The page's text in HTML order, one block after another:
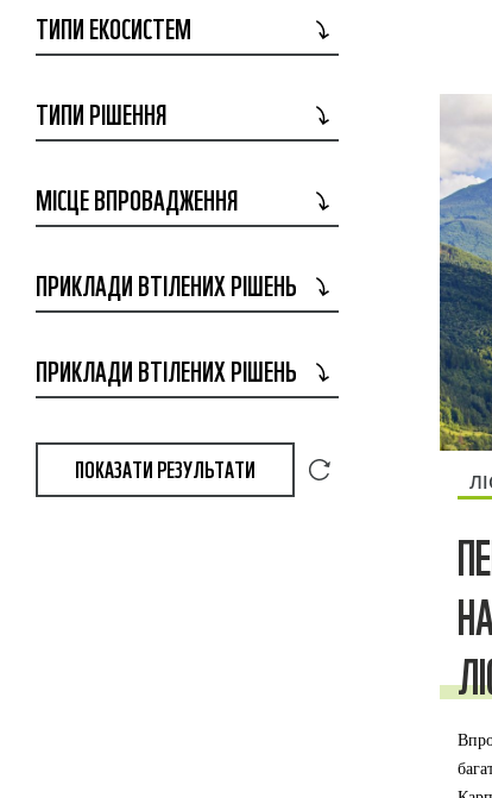
ТИПИ ЕКОСИСТЕМ
ТИПИ РІШЕННЯ
МІСЦЕ ВПРОВАДЖЕННЯ
ПРИКЛАДИ ВТІЛЕНИХ РІШЕНЬ
ПРИКЛАДИ ВТІЛЕНИХ РІШЕНЬ
ПОКАЗАТИ РЕЗУЛЬТАТИ